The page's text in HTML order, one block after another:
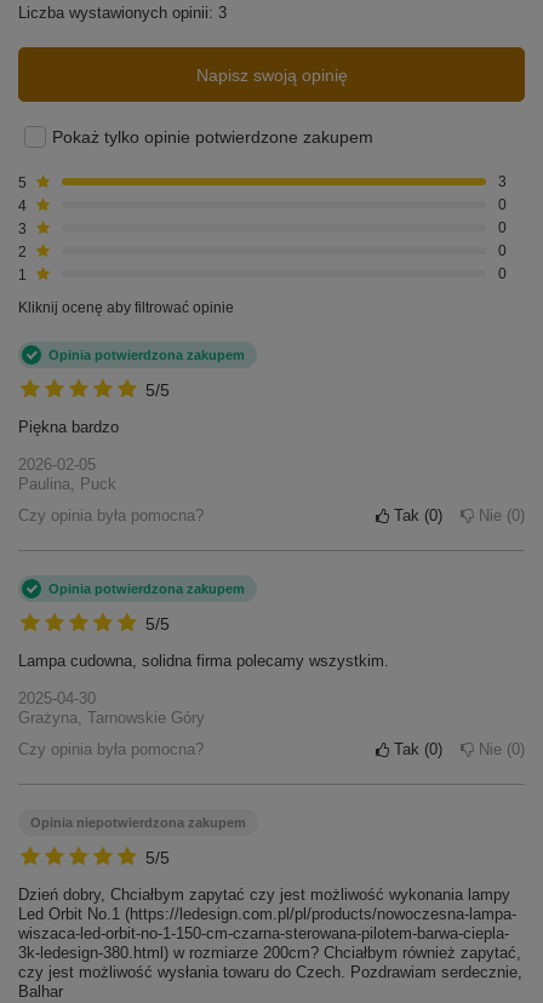
Liczba wystawionych opinii: 3
Napisz swoją opinię
Pokaż tylko opinie potwierdzone zakupem
5
3
4
0
3
0
2
0
1
0
Kliknij ocenę aby filtrować opinie
5/5
Opinia potwierdzona zakupem
Piękna bardzo
2026-02-05
Paulina, Puck
Czy opinia była pomocna?
Tak 0 Nie 0
5/5
Opinia potwierdzona zakupem
Lampa cudowna, solidna firma polecamy wszystkim.
2025-04-30
Grażyna, Tarnowskie Góry
Czy opinia była pomocna?
Tak 0 Nie 0
5/5
Opinia niepotwierdzona zakupem
Dzień dobry, Chciałbym zapytać czy jest możliwość wykonania lampy
Led Orbit No.1 (https://ledesign.com.pl/pl/products/nowoczesna-lampa-
wiszaca-led-orbit-no-1-150-cm-czarna-sterowana-pilotem-barwa-ciepla-
3k-ledesign-380.html) w rozmiarze 200cm? Chciałbym również zapytać,
czy jest możliwość wysłania towaru do Czech. Pozdrawiam serdecznie,
Balhar